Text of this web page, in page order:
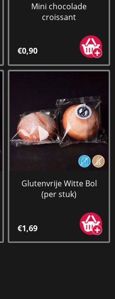
Mini chocolade
croissant
€0,90
Glutenvrije Witte Bol
(per stuk)
€1,69